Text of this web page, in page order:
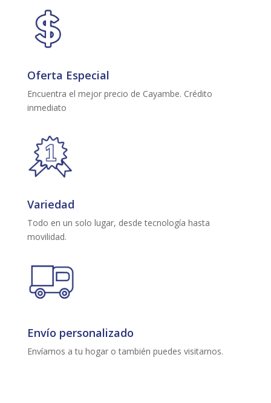
Oferta Especial
Encuentra el mejor precio de Cayambe. Crédito
inmediato
Variedad
Todo en un solo lugar, desde tecnología hasta
movilidad.
Envío personalizado
Envíamos a tu hogar o también puedes visitarnos.